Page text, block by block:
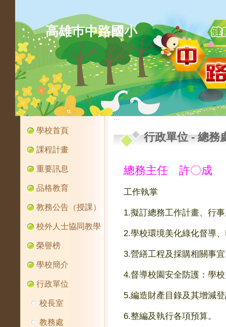
高雄巿中路國小
:::
學校首頁
課程計畫
重要訊息
品格教育
教務公告（授課）
校外人士協同教學
榮譽榜
學校簡介
行政單位
校長室
教務處
:::
行政單位-總務
總務主任 許〇成
工作執掌
1.擬訂總務工作計畫、行
2.學校環境美化綠化督導
3.營繕工程及採購相關事
4.督導校園安全防護：學
5.編造財產目錄及其增減
6.整編及執行各項預算。